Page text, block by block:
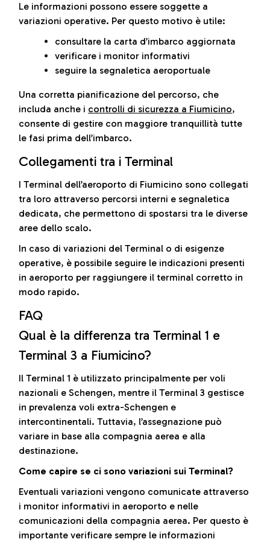
Le informazioni possono essere soggette a
variazioni operative. Per questo motivo è utile:
consultare la carta d’imbarco aggiornata
verificare i monitor informativi
seguire la segnaletica aeroportuale
Una corretta pianificazione del percorso, che
includa anche i controlli di sicurezza a Fiumicino,
consente di gestire con maggiore tranquillità tutte
le fasi prima dell’imbarco.
Collegamenti tra i Terminal
I Terminal dell’aeroporto di Fiumicino sono collegati
tra loro attraverso percorsi interni e segnaletica
dedicata, che permettono di spostarsi tra le diverse
aree dello scalo.
In caso di variazioni del Terminal o di esigenze
operative, è possibile seguire le indicazioni presenti
in aeroporto per raggiungere il terminal corretto in
modo rapido.
FAQ
Qual è la differenza tra Terminal 1 e
Terminal 3 a Fiumicino?
Il Terminal 1 è utilizzato principalmente per voli
nazionali e Schengen, mentre il Terminal 3 gestisce
in prevalenza voli extra-Schengen e
intercontinentali. Tuttavia, l’assegnazione può
variare in base alla compagnia aerea e alla
destinazione.
Come capire se ci sono variazioni sui Terminal?
Eventuali variazioni vengono comunicate attraverso
i monitor informativi in aeroporto e nelle
comunicazioni della compagnia aerea. Per questo è
importante verificare sempre le informazioni